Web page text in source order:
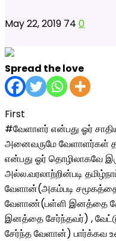
May 22, 2019 74 0
Spread the love
First
#வேளாளர் என்பது ஓர்
அனைவருமே வேளாளர்கள்
என்பது ஓர் தொழிலாகவே
அல்ல.வரலாற்றின்படி
வேளான்(அகம்படி
வேளாண்(பள்ளி இனத்தை
இனத்தை சேர்ந்தவர்) ,
சேர்ந்த வேளான்) பார்க்கவ